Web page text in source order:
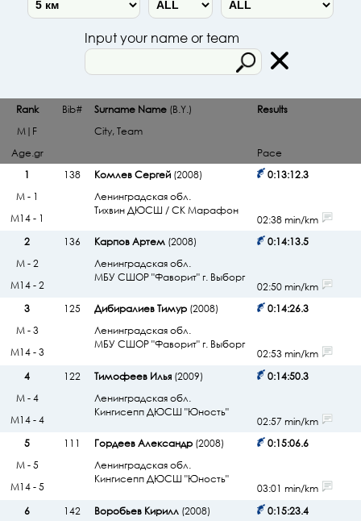
Input your name or team
Rank Bib# Surname Name(B.Y.)
City, Team
Results
M|F
Age.gr
Pace
1
138 Комлев Сергей(2008)
Ленинградская обл.
Тихвин ДЮСШ / СК Марафон
0:13:12.3
М - 1
М14 - 1
02:38 min/km
2
136 Карпов Артем(2008)
Ленинградская обл.
МБУ СШОР "Фаворит" г. Выборг
0:14:13.5
М - 2
М14 - 2
02:50 min/km
3
125 Дибиралиев Тимур(2008)
Ленинградская обл.
МБУ СШОР "Фаворит" г. Выборг
0:14:26.3
М - 3
М14 - 3
02:53 min/km
4
122 Тимофеев Илья(2009)
Ленинградская обл.
Кингисепп ДЮСШ "Юность"
0:14:50.3
М - 4
М14 - 4
02:57 min/km
5
111 Гордеев Александр(2008)
Ленинградская обл.
Кингисепп ДЮСШ "Юность"
0:15:06.6
М - 5
М14 - 5
03:01 min/km
6
142 Воробьев Кирилл(2008)
0:15:23.4